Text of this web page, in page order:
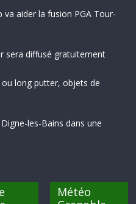
va aider la fusion PGA Tour-
sera diffusé gratuitement
ou long putter, objets de
les-Bains dans une
Météo